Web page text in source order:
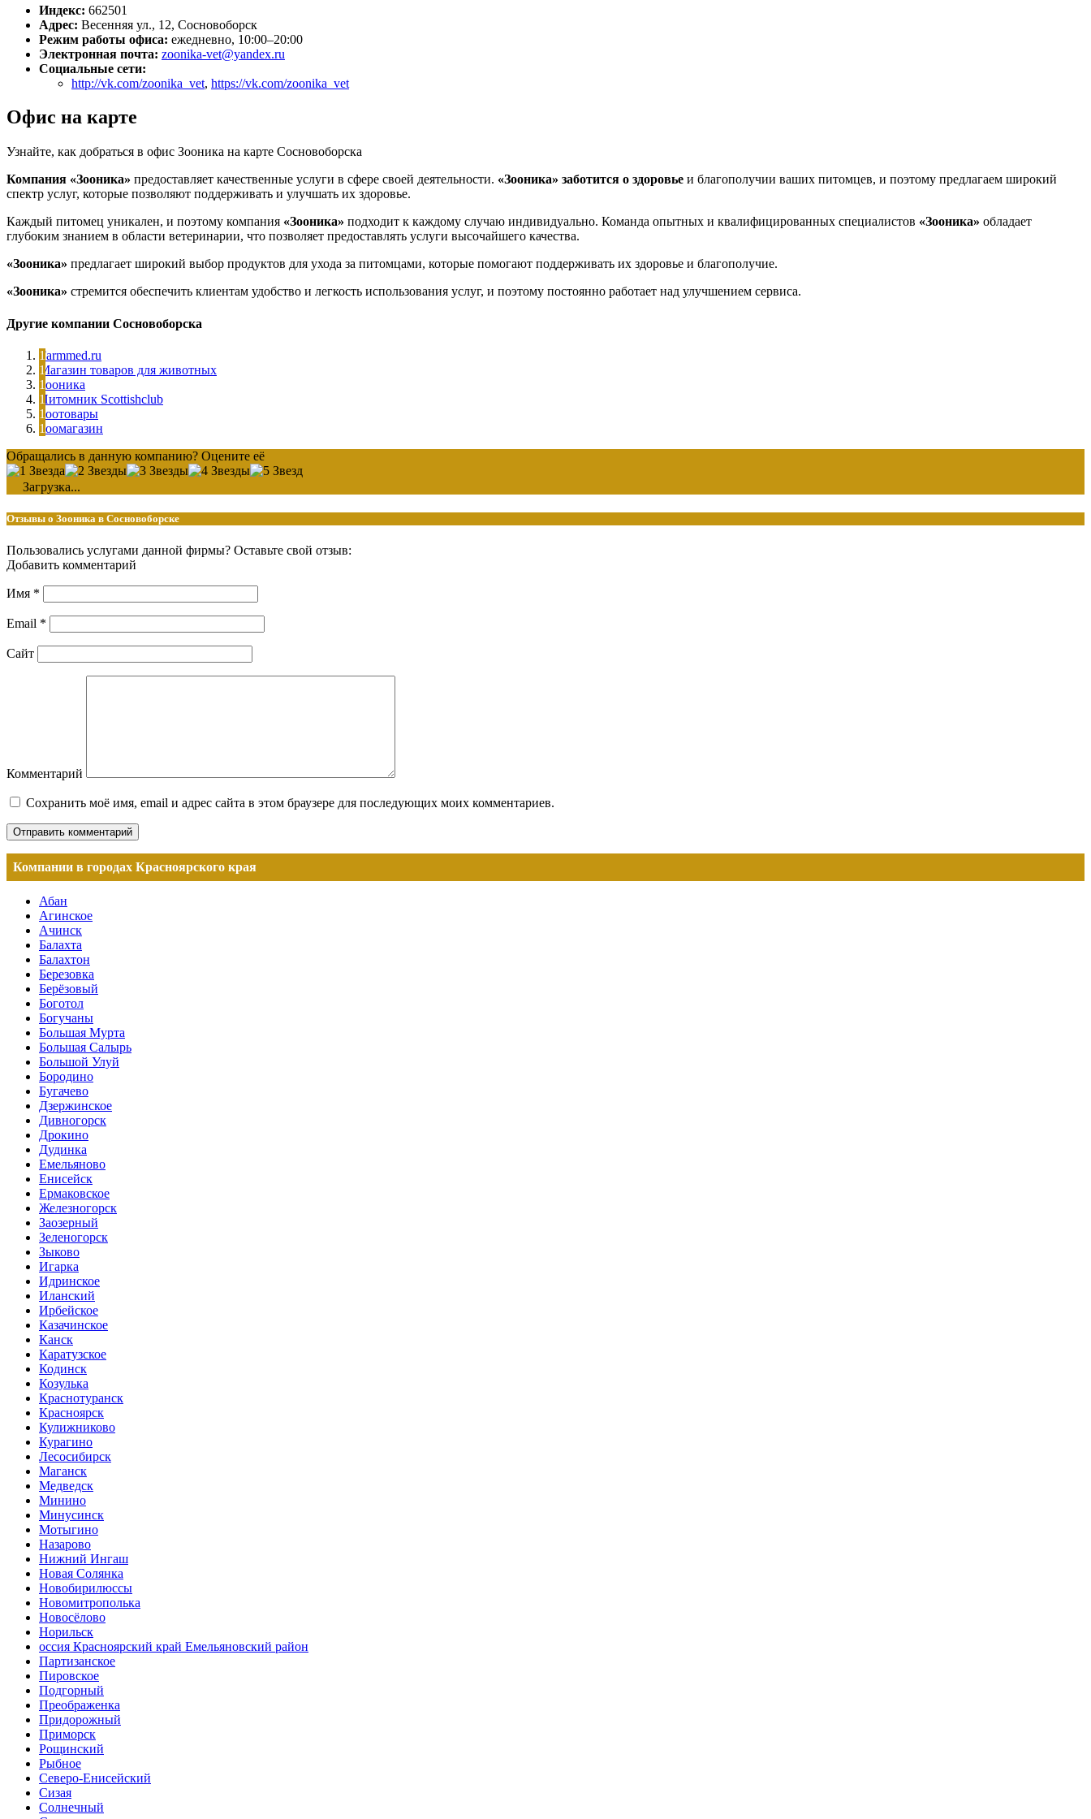
Индекс: 662501
Адрес: Весенняя ул., 12, Сосновоборск
Режим работы офиса: ежедневно, 10:00–20:00
Электронная почта: zoonika-vet@yandex.ru
Социальные сети:
http://vk.com/zoonika_vet, https://vk.com/zoonika_vet
Офис на карте
Узнайте, как добраться в офис Зооника на карте Сосновоборска
Компания «Зооника» предоставляет качественные услуги в сфере своей деятельности. «Зооника» заботится о здоровье и благополучии ваших питомцев, и поэтому предлагаем широкий
спектр услуг, которые позволяют поддерживать и улучшать их здоровье.
Каждый питомец уникален, и поэтому компания «Зооника» подходит к каждому случаю индивидуально. Команда опытных и квалифицированных специалистов «Зооника» обладает
глубоким знанием в области ветеринарии, что позволяет предоставлять услуги высочайшего качества.
«Зооника» предлагает широкий выбор продуктов для ухода за питомцами, которые помогают поддерживать их здоровье и благополучие.
«Зооника» стремится обеспечить клиентам удобство и легкость использования услуг, и поэтому постоянно работает над улучшением сервиса.
Другие компании Сосновоборска
Farmmed.ru
Магазин товаров для животных
Зооника
Питомник Scottishclub
Зоотовары
Зоомагазин
Обращались в данную компанию? Оцените её
Загрузка...
Отзывы о Зооника в Сосновоборске
Пользовались услугами данной фирмы? Оставьте свой отзыв:
Добавить комментарий
Имя *
Email *
Сайт
Комментарий
Сохранить моё имя, email и адрес сайта в этом браузере для последующих моих комментариев.
Компании в городах Красноярского края
Абан
Агинское
Ачинск
Балахта
Балахтон
Березовка
Берёзовый
Боготол
Богучаны
Большая Мурта
Большая Салырь
Большой Улуй
Бородино
Бугачево
Дзержинское
Дивногорск
Дрокино
Дудинка
Емельяново
Енисейск
Ермаковское
Железногорск
Заозерный
Зеленогорск
Зыково
Игарка
Идринское
Иланский
Ирбейское
Казачинское
Канск
Каратузское
Кодинск
Козулька
Краснотуранск
Красноярск
Кулижниково
Курагино
Лесосибирск
Маганск
Медведск
Минино
Минусинск
Мотыгино
Назарово
Нижний Ингаш
Новая Солянка
Новобирилюссы
Новомитрополька
Новосёлово
Норильск
оссия Красноярский край Емельяновский район
Партизанское
Пировское
Подгорный
Преображенка
Придорожный
Приморск
Рощинский
Рыбное
Северо-Енисейский
Сизая
Солнечный